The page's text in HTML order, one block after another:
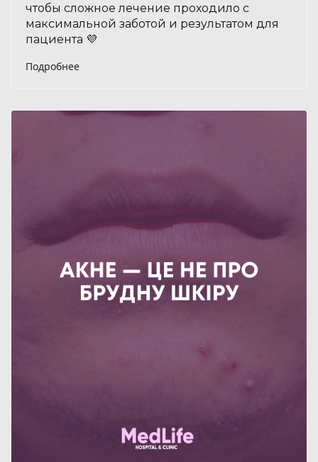
чтобы сложное лечение проходило с
максимальной заботой и результатом для
пациента 💜
Подробнее